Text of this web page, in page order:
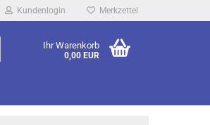
Kundenlogin Merkzettel
Ihr Warenkorb
0,00 EUR